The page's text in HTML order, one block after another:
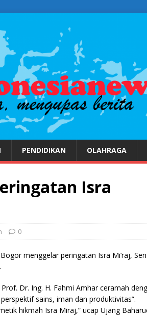
PENDIDIKAN OLAHRAGA
Isra
0
menggelar peringatan Isra Mi’raj,
Dr. Ing. H. Fahmi Amhar ceramah
sains, iman dan produktivitas”.
hikmah Isra Miraj,” ucap Ujang